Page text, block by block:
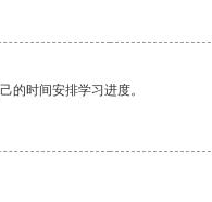
的时间安排学习进度。